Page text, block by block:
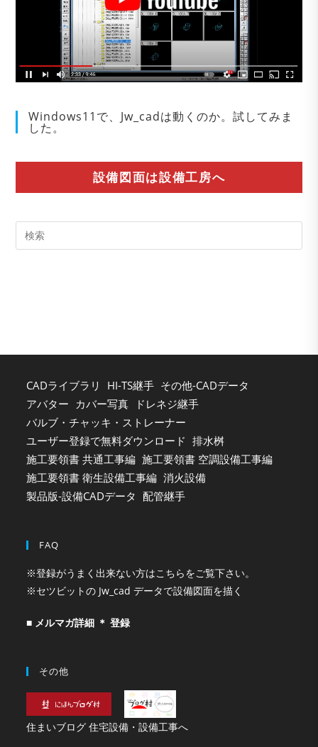
Windows11で、Jw_cadは動くのか。試してみま
した。
設備図面は設備工房へ
CADライブラリ HI-TS継手 その他-CADデータ
アバター カバー写真
ドレネジ継手
バルブ・チャッキ・ストレーナー
ユーザー登録で無料ダウンロード 排水桝
施工要領書 共通工事編 施工要領書 空調設備工事編
施工要領書 衛生設備工事編 消火設備
製品版-設備CADデータ 配管継手
FAQ
※登録がうまく出来ない方はこちらをご覧下さい。
※セツビットの Jw_cad データで設備図面を描く
■ メルマガ詳細 ＊ 登録
その他
住まいブログ 住宅設備・設備工事へ